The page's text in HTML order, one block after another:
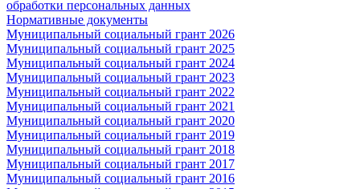
обработки персональных данных
Нормативные документы
Муниципальный социальный грант 2026
Муниципальный социальный грант 2025
Муниципальный социальный грант 2024
Муниципальный социальный грант 2023
Муниципальный социальный грант 2022
Муниципальный социальный грант 2021
Муниципальный социальный грант 2020
Муниципальный социальный грант 2019
Муниципальный социальный грант 2018
Муниципальный социальный грант 2017
Муниципальный социальный грант 2016